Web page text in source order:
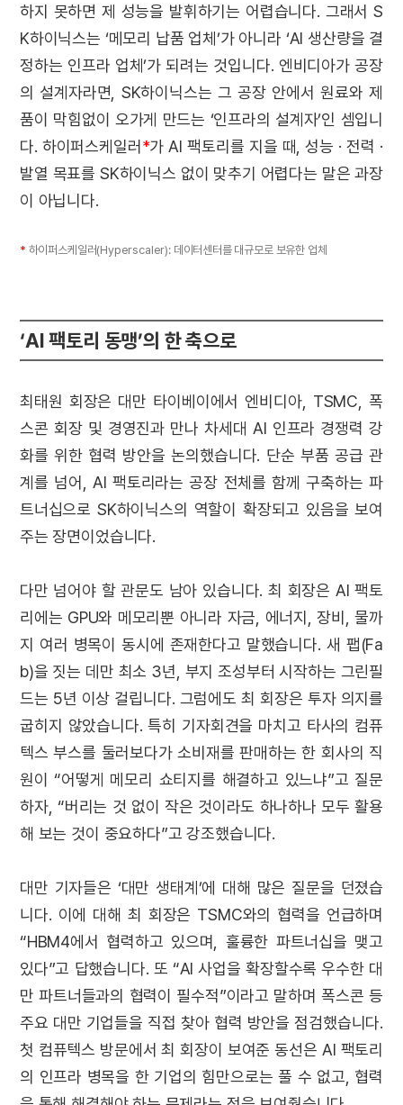
하지 못하면 제 성능을 발휘하기는 어렵습니다. 그래서 S
K하이닉스는 ‘메모리 납품 업체’가 아니라 ‘AI 생산량을 결
정하는 인프라 업체’가 되려는 것입니다. 엔비디아가 공장
의 설계자라면, SK하이닉스는 그 공장 안에서 원료와 제
품이 막힘없이 오가게 만드는 ‘인프라의 설계자’인 셈입니
다. 하이퍼스케일러*가 AI 팩토리를 지을 때, 성능 · 전력 ·
발열 목표를 SK하이닉스 없이 맞추기 어렵다는 말은 과장
이 아닙니다.
* 하이퍼스케일러(Hyperscaler): 데이터센터를 대규모로 보유한 업체
‘AI 팩토리 동맹’의 한 축으로
최태원 회장은 대만 타이베이에서 엔비디아, TSMC, 폭
스콘 회장 및 경영진과 만나 차세대 AI 인프라 경쟁력 강
화를 위한 협력 방안을 논의했습니다. 단순 부품 공급 관
계를 넘어, AI 팩토리라는 공장 전체를 함께 구축하는 파
트너십으로 SK하이닉스의 역할이 확장되고 있음을 보여
주는 장면이었습니다.
다만 넘어야 할 관문도 남아 있습니다. 최 회장은 AI 팩토
리에는 GPU와 메모리뿐 아니라 자금, 에너지, 장비, 물까
지 여러 병목이 동시에 존재한다고 말했습니다. 새 팹(Fa
b)을 짓는 데만 최소 3년, 부지 조성부터 시작하는 그린필
드는 5년 이상 걸립니다. 그럼에도 최 회장은 투자 의지를
굽히지 않았습니다. 특히 기자회견을 마치고 타사의 컴퓨
텍스 부스를 둘러보다가 소비재를 판매하는 한 회사의 직
원이 “어떻게 메모리 쇼티지를 해결하고 있느냐”고 질문
하자, “버리는 것 없이 작은 것이라도 하나하나 모두 활용
해 보는 것이 중요하다”고 강조했습니다.
대만 기자들은 ‘대만 생태계’에 대해 많은 질문을 던졌습
니다. 이에 대해 최 회장은 TSMC와의 협력을 언급하며
“HBM4에서 협력하고 있으며, 훌륭한 파트너십을 맺고
있다”고 답했습니다. 또 “AI 사업을 확장할수록 우수한 대
만 파트너들과의 협력이 필수적”이라고 말하며 폭스콘 등
주요 대만 기업들을 직접 찾아 협력 방안을 점검했습니다.
첫 컴퓨텍스 방문에서 최 회장이 보여준 동선은 AI 팩토리
의 인프라 병목을 한 기업의 힘만으로는 풀 수 없고, 협력